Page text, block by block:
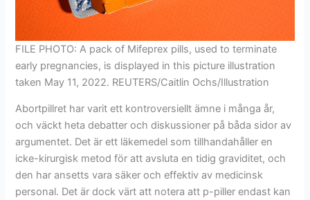
FILE PHOTO: A pack of Mifeprex pills, used to terminate
early pregnancies, is displayed in this picture illustration
taken May 11, 2022. REUTERS/Caitlin Ochs/Illustration
Abortpillret har varit ett kontroversiellt ämne i många år,
och väckt heta debatter och diskussioner på båda sidor av
argumentet. Det är ett läkemedel som tillhandahåller en
icke-kirurgisk metod för att avsluta en tidig graviditet, och
den har ansetts vara säker och effektiv av medicinsk
personal. Det är dock värt att notera att p-piller endast kan